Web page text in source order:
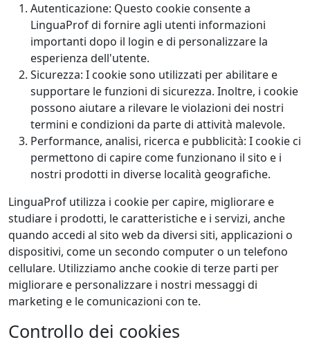
Autenticazione: Questo cookie consente a
LinguaProf di fornire agli utenti informazioni
importanti dopo il login e di personalizzare la
esperienza dell'utente.
Sicurezza: I cookie sono utilizzati per abilitare e
supportare le funzioni di sicurezza. Inoltre, i cookie
possono aiutare a rilevare le violazioni dei nostri
termini e condizioni da parte di attività malevole.
Performance, analisi, ricerca e pubblicità: I cookie ci
permettono di capire come funzionano il sito e i
nostri prodotti in diverse località geografiche.
LinguaProf utilizza i cookie per capire, migliorare e
studiare i prodotti, le caratteristiche e i servizi, anche
quando accedi al sito web da diversi siti, applicazioni o
dispositivi, come un secondo computer o un telefono
cellulare. Utilizziamo anche cookie di terze parti per
migliorare e personalizzare i nostri messaggi di
marketing e le comunicazioni con te.
Controllo dei cookies